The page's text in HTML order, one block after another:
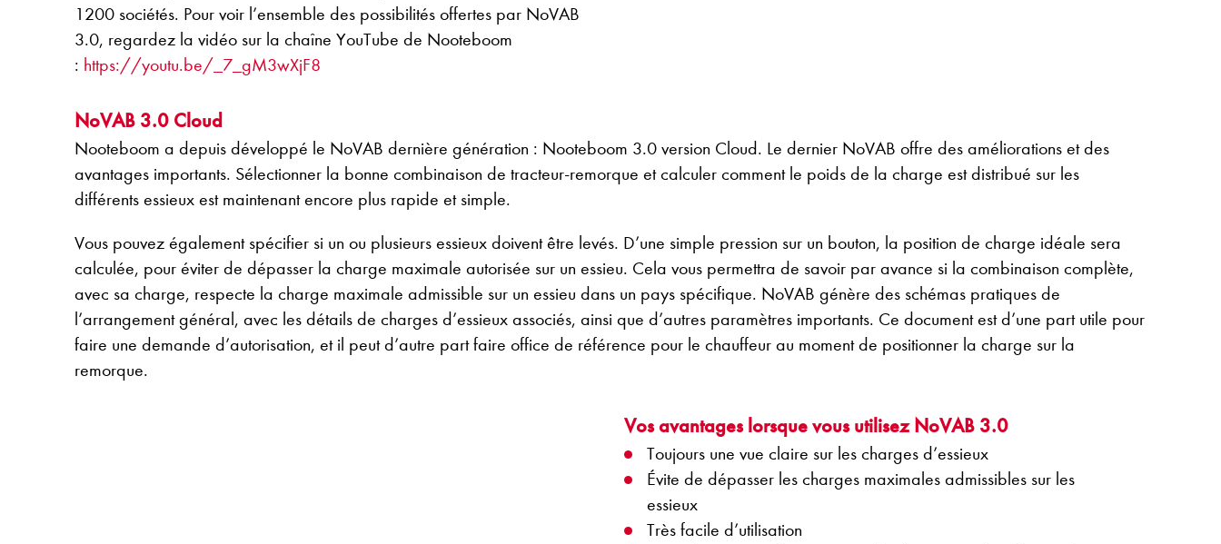
1200 sociétés. Pour voir l’ensemble des possibilités offertes par NoVAB
3.0, regardez la vidéo sur la chaîne YouTube de Nooteboom
: https://youtu.be/_7_gM3wXjF8
NoVAB 3.0 Cloud
Nooteboom a depuis développé le NoVAB dernière génération : Nooteboom 3.0 version Cloud. Le dernier NoVAB offre des améliorations et des
avantages importants. Sélectionner la bonne combinaison de tracteur-remorque et calculer comment le poids de la charge est distribué sur les
différents essieux est maintenant encore plus rapide et simple.
Vous pouvez également spécifier si un ou plusieurs essieux doivent être levés. D’une simple pression sur un bouton, la position de charge idéale sera
calculée, pour éviter de dépasser la charge maximale autorisée sur un essieu. Cela vous permettra de savoir par avance si la combinaison complète,
avec sa charge, respecte la charge maximale admissible sur un essieu dans un pays spécifique. NoVAB génère des schémas pratiques de
l’arrangement général, avec les détails de charges d’essieux associés, ainsi que d’autres paramètres importants. Ce document est d’une part utile pour
faire une demande d’autorisation, et il peut d’autre part faire office de référence pour le chauffeur au moment de positionner la charge sur la
remorque.
Vos avantages lorsque vous utilisez NoVAB 3.0
Toujours une vue claire sur les charges d’essieux
Évite de dépasser les charges maximales admissibles sur les
essieux
Très facile d’utilisation